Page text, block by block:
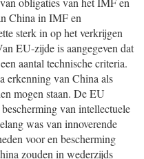
China in IMF en
sterk in op het verkrijgen
EU-zijde is aangegeven dat
aantal technische criteria.
erkenning van China als
mogen staan. De EU
van intellectuele
was van innoverende
voor en bescherming
zouden in wederzijds